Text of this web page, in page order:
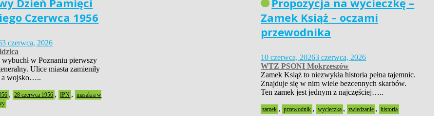
Dzień Pamięci
Czerwca 1956
3 czerwca, 2026
w Poznaniu pierwszy
Ulice miasta zamieniły
a wojsko…..
, 28 czerwca 1956 , IPN ,
masakra w
Propozycja na wycieczkę –
Zamek Książ – oczami
przewodnika
10 czerwca, 20263 czerwca, 2026
WTZ PSONI Mokrzeszów
Zamek Książ to niezwykła historia pełna tajemnic.
Znajduje się w nim wiele bezcennych skarbów.
Ten zamek jest jednym z najczęściej…..
zamek , przewodnik , wycieczka , zwiedzanie , historia